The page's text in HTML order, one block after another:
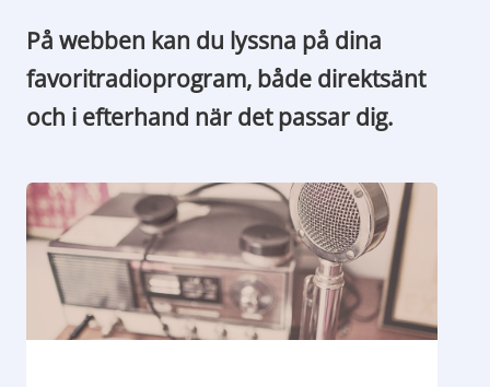
På webben kan du lyssna på dina
favoritradioprogram, både direktsänt
och i efterhand när det passar dig.